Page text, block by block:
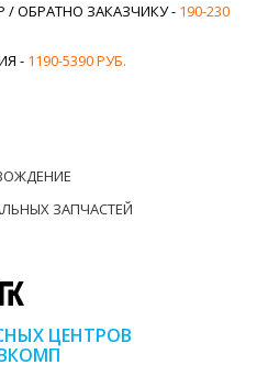
ЦЕНТРОВ
/ ОБРАТНО ЗАКАЗЧИКУ - 190-230
- 1190-5390 РУБ.
ЗАПЧАСТЕЙ